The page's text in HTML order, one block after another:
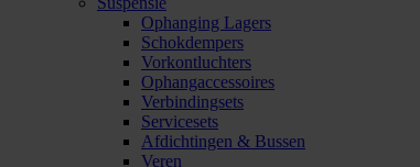
Ophanging Lagers
Schokdempers
Vorkontluchters
Ophangaccessoires
Verbindingsets
Servicesets
Afdichtingen & Bussen
Veren